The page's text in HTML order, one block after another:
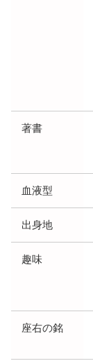
著書
血液型
出身地
趣味
座右の銘